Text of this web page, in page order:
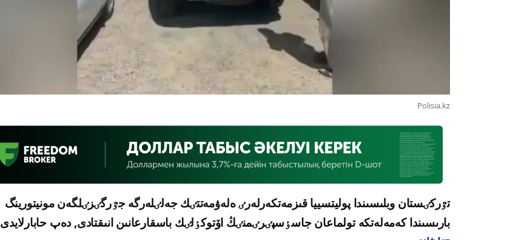
Polisia.kz
تٷركٸستان وبلىسىندا پوليتسييا قىزمەتكەرلەرٸ ەلەۋمەتتٸك جەلٸلەرگە جٷرگٸزٸلگەن مونيتورينگ
بارىسىندا كەمەلەتكە تولماعان جاسٶسپٸرٸمنٸڭ اۆتوكٶلٸك باسقارعانىن انىقتادى, دەپ حابارلايدى